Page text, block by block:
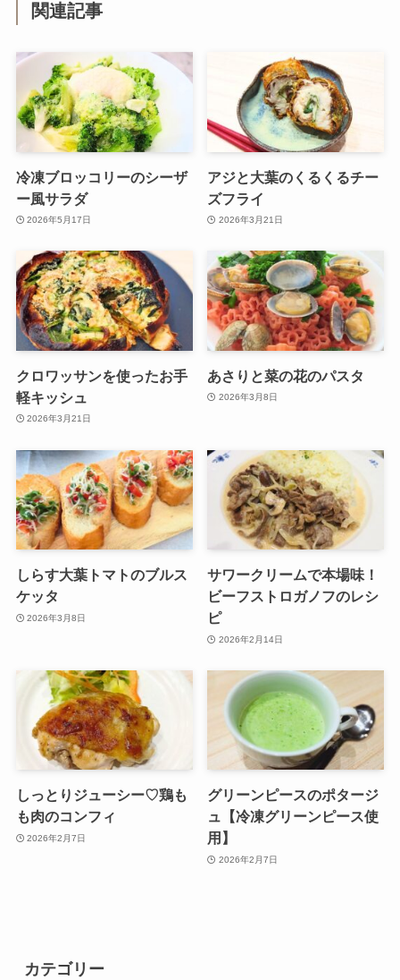
関連記事
冷凍ブロッコリーのシーザ
ー風サラダ
2026年5月17日
アジと大葉のくるくるチー
ズフライ
2026年3月21日
クロワッサンを使ったお手
軽キッシュ
2026年3月21日
あさりと菜の花のパスタ
2026年3月8日
しらす大葉トマトのブルス
ケッタ
2026年3月8日
サワークリームで本場味！
ビーフストロガノフのレシ
ピ
2026年2月14日
しっとりジューシー♡鶏も
も肉のコンフィ
2026年2月7日
グリーンピースのポタージ
ュ【冷凍グリーンピース使
用】
2026年2月7日
カテゴリー